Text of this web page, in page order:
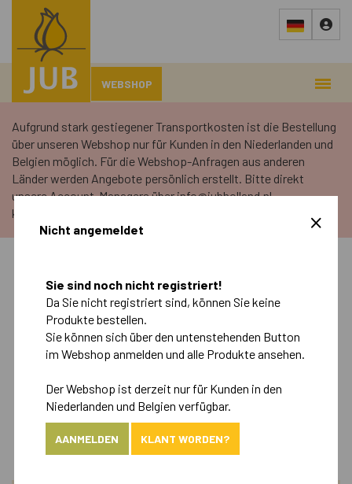
WEBSHOP
Aufgrund stark gestiegener Transportkosten ist die Bestellung
über unseren Webshop nur für Kunden in den Niederlanden und
Belgien möglich. Für die Webshop-Anfragen aus anderen
Länder werden Angebote persönlich erstellt. Bitte direkt
unsere Account-Managers über info@jubholland.nl
kontaktieren.
Webshop › Retail
Frühling
Retail
Landscape
Nicht angemeldet
Sie sind noch nicht registriert!
Da Sie nicht registriert sind, können Sie keine
Produkte bestellen.
Sie können sich über den untenstehenden Button
im Webshop anmelden und alle Produkte ansehen.
Der Webshop ist derzeit nur für Kunden in den
Niederlanden und Belgien verfügbar.
AANMELDEN KLANT WORDEN?